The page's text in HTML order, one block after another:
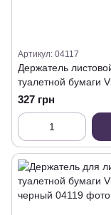
Артикул: 04117
Держатель
туалетной бумаги
прозрачный
327 грн